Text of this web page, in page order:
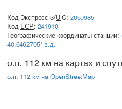
Код Экспресс-3/UIC: 2060985
Код ЕСР: 241910
Географические координаты станции:
40.6462705° в.д.
о.п. 112 км на картах и
о.п. 112 км на OpenStreetMap